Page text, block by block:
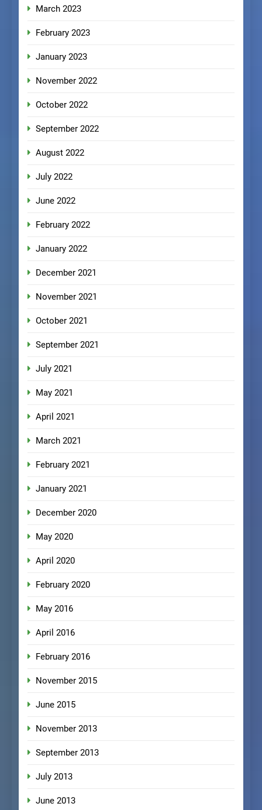
March 2023
February 2023
January 2023
November 2022
October 2022
September 2022
August 2022
July 2022
June 2022
February 2022
January 2022
December 2021
November 2021
October 2021
September 2021
July 2021
May 2021
April 2021
March 2021
February 2021
January 2021
December 2020
May 2020
April 2020
February 2020
May 2016
April 2016
February 2016
November 2015
June 2015
November 2013
September 2013
July 2013
June 2013